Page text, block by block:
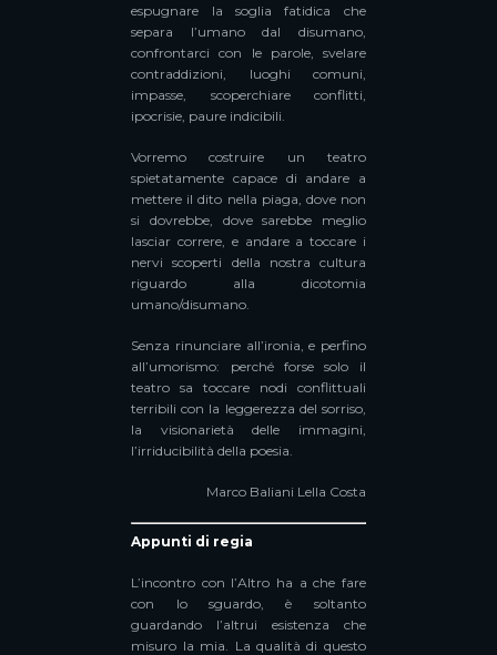
espugnare la soglia fatidica che
separa l’umano dal disumano,
confrontarci con le parole, svelare
contraddizioni, luoghi comuni,
impasse, scoperchiare conflitti,
ipocrisie, paure indicibili.
Vorremo costruire un teatro
spietatamente capace di andare a
mettere il dito nella piaga, dove non
si dovrebbe, dove sarebbe meglio
lasciar correre, e andare a toccare i
nervi scoperti della nostra cultura
riguardo alla dicotomia
umano/disumano.
Senza rinunciare all’ironia, e perfino
all’umorismo: perché forse solo il
teatro sa toccare nodi conflittuali
terribili con la leggerezza del sorriso,
la visionarietà delle immagini,
l’irriducibilità della poesia.
Marco Baliani Lella Costa
Appunti di regia
L’incontro con l’Altro ha a che fare
con lo sguardo, è soltanto
guardando l’altrui esistenza che
misuro la mia. La qualità di questo